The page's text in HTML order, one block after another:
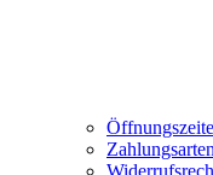
Zahlungsarten